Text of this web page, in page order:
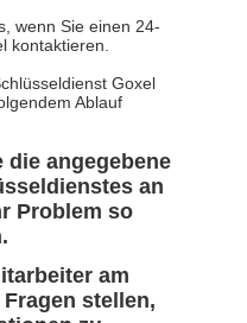
wenn Sie einen 24-
kontaktieren.
Goxel
Ablauf
die angegebene
an
Problem so
am
stellen,